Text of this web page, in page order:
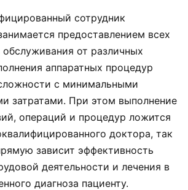
сотрудник
предоставлением всех
от различных
аппаратных процедур
с минимальными
затратами. При этом выполнение
операций и процедур ложится
доктора, так
зависит эффективность
деятельности и лечения в
диагноза пациенту.